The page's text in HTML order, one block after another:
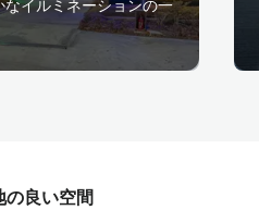
イルミネーションの一
の良い空間